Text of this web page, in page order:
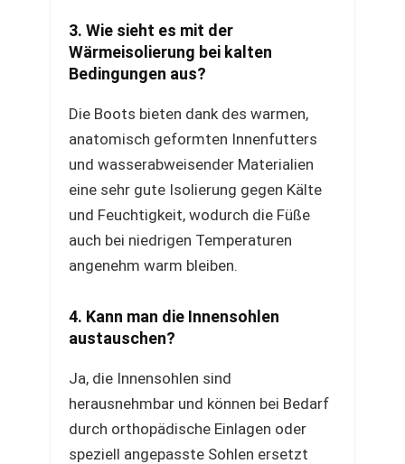
3. Wie sieht es mit der
Wärmeisolierung bei kalten
Bedingungen aus?
Die Boots bieten dank des warmen,
anatomisch geformten Innenfutters
und wasserabweisender Materialien
eine sehr gute Isolierung gegen Kälte
und Feuchtigkeit, wodurch die Füße
auch bei niedrigen Temperaturen
angenehm warm bleiben.
4. Kann man die Innensohlen
austauschen?
Ja, die Innensohlen sind
herausnehmbar und können bei Bedarf
durch orthopädische Einlagen oder
speziell angepasste Sohlen ersetzt